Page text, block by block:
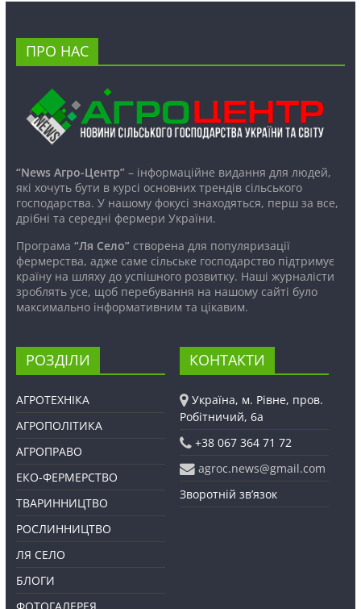
ПРО НАС
“News Агро-Центр”– інформаційне видання для людей,
які хочуть бути в курсі основних трендів сільського
господарства. У нашому фокусі знаходяться, перш за все,
дрібні та середні фермери України.
Програма “Ля Село”створена для популяризації
фермерства, адже саме сільське господарство підтримує
країну на шляху до успішного розвитку. Наші журналісти
зроблять усе, щоб перебування на нашому сайті було
максимально інформативним та цікавим.
РОЗДІЛИ
АГРОТЕХНІКА
АГРОПОЛІТИКА
АГРОПРАВО
ЕКО-ФЕРМЕРСТВО
ТВАРИННИЦТВО
РОСЛИННИЦТВО
ЛЯ СЕЛО
БЛОГИ
КОНТАКТИ
Україна, м. Рівне, пров.
Робітничий, 6а
+38 067 364 71 72
agroc.news@gmail.com
Зворотній зв’язок